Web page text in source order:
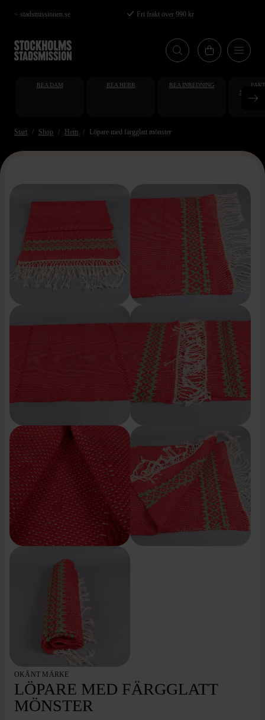
Hoppa
till
huvudinnehåll
< stadsmissionen.se Fri frakt över 990 kr
REA DAM REA HERR REA INREDNING
Start Shop Hem Löpare med färgglatt mönster
OKÄNT MÄRKE
LÖPARE MED FÄRGGLATT
MÖNSTER